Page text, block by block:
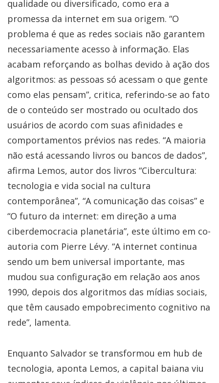
qualidade ou diversificado, como era a
promessa da internet em sua origem. “O
problema é que as redes sociais não garantem
necessariamente acesso à informação. Elas
acabam reforçando as bolhas devido à ação dos
algoritmos: as pessoas só acessam o que gente
como elas pensam”, critica, referindo-se ao fato
de o conteúdo ser mostrado ou ocultado dos
usuários de acordo com suas afinidades e
comportamentos prévios nas redes. “A maioria
não está acessando livros ou bancos de dados”,
afirma Lemos, autor dos livros “Cibercultura:
tecnologia e vida social na cultura
contemporânea”, “A comunicação das coisas” e
“O futuro da internet: em direção a uma
ciberdemocracia planetária”, este último em co-
autoria com Pierre Lévy. “A internet continua
sendo um bem universal importante, mas
mudou sua configuração em relação aos anos
1990, depois dos algoritmos das mídias sociais,
que têm causado empobrecimento cognitivo na
rede”, lamenta.
Enquanto Salvador se transformou em hub de
tecnologia, aponta Lemos, a capital baiana viu